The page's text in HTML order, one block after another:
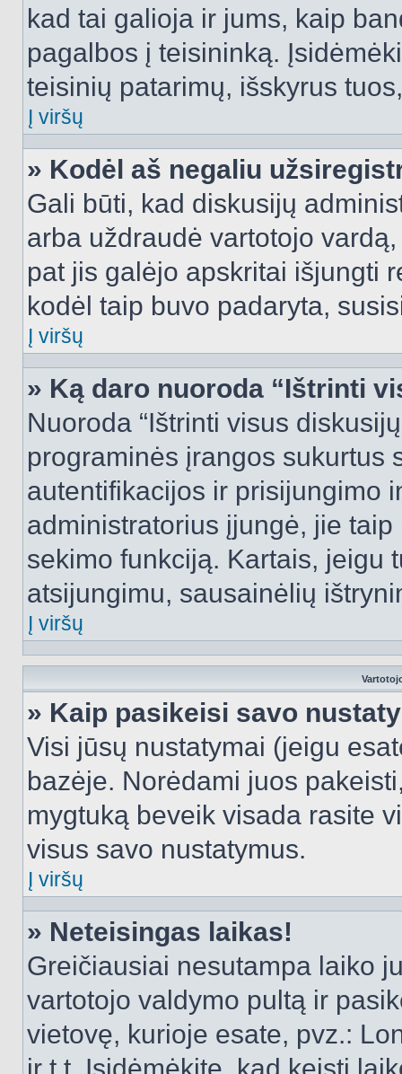
kad tai galioja ir jums, kaip
pagalbos į teisininką.
teisinių patarimų, išskyrus
Į viršų
» Kodėl aš negaliu
Gali būti, kad diskusijų
arba uždraudė vartotojo
pat jis galėjo apskritai išjungti
kodėl taip buvo padaryta,
Į viršų
» Ką daro nuoroda “Ištrinti
Nuoroda “Ištrinti visus
programinės įrangos sukurtus
autentifikacijos ir prisijungimo
administratorius įjungė, jie
sekimo funkciją. Kartais, jeigu
atsijungimu, sausainėlių
Į viršų
» Kaip pasikeisi savo
Visi jūsų nustatymai (jeigu
bazėje. Norėdami juos
mygtuką beveik visada rasite
visus savo nustatymus.
Į viršų
» Neteisingas laikas!
Greičiausiai nesutampa laiko
vartotojo valdymo pultą ir
vietovę, kurioje esate, pvz.: